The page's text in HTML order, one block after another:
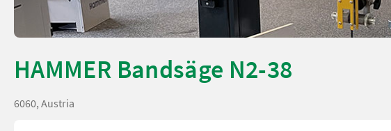
HAMMER Bandsäge N2-38
6060, Austria